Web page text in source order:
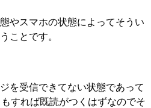
やスマホの状態によってそうい
ことです。
を受信できてない状態であって
すれば既読がつくはずなのでそ